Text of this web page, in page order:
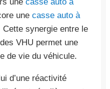
une casse auto à
Cette synergie entre le
VHU permet une
de vie du véhicule.
d’une réactivité